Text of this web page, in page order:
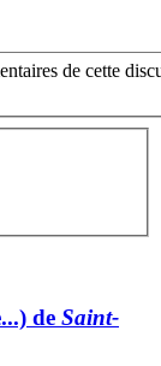
de cette
de Saint-